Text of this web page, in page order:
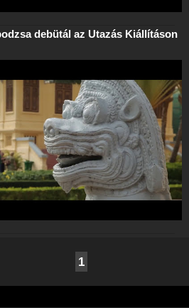
debütál az Utazás Kiállításon
1